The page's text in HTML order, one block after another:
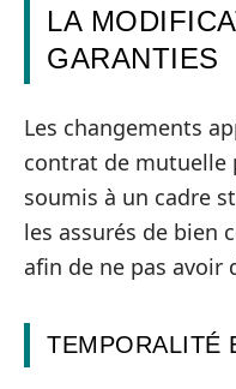
LA
GARANTIES
Les changements
contrat de mutuelle
soumis à un cadre
les assurés de bien
afin de ne pas avoir
TEMPORALITÉ